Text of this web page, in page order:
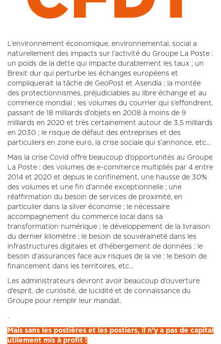
L’environnement économique, environnemental, social a
naturellement des impacts sur l’activité du Groupe La Poste :
un poids de la dette qui impacte durablement les taux ; un
Brexit dur qui perturbe les échanges européens et
compliquerait la tâche de GeoPost et Asendia ; la montée
des protectionnismes, préjudiciables au libre échange et au
commerce mondial ; les volumes du courrier qui s’effondrent,
passant de 18 milliards d’objets en 2008 à moins de 9
milliards en 2020 et très certainement autour de 3,5 milliards
en 2030 ; le risque de défaut des entreprises et des
particuliers en zone euro, la crise sociale qui s’annonce, etc…
Mais la crise Covid offre beaucoup d’opportunités au Groupe
La Poste : des volumes de e-commerce multipliés par 4 entre
2014 et 2020 et depuis le confinement, une hausse de 30%
des volumes et une fin d’année exceptionnelle ; une
réaffirmation du besoin de services de proximité, en
particulier dans la silver économie ; le nécessaire
accompagnement du commerce local dans sa
transformation numérique ; le développement de la livraison
du dernier kilomètre ; le besoin de souveraineté dans les
infrastructures digitales et d’hébergement de données ; le
besoin d’assurances face aux risques de la vie ; le besoin de
financement dans les territoires, etc…
Les administrateurs devront avoir beaucoup d’ouverture
d’esprit, de curiosité, de lucidité et de connaissance du
Groupe pour remplir leur mandat.
.
Mais sans les postières et les postiers, il n’y a pas de capital
utilement mis à profit !